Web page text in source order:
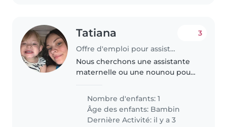
Tatiana
Offre d'emploi pour assistante maternelle à Bachant
3
Nous cherchons une assistante
maternelle ou une nounou pour
ans, une petite fille très sociable,
énergique et affectueuse. Nous
préférons une garde à..
Nombre d'enfants: 1
Âge des enfants: Bambin
Dernière Activité: il y a 3